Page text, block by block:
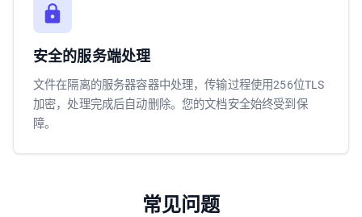
安全的服务端处理
文件在隔离的服务器容器中处理，传输过程使用256位TLS
加密，处理完成后自动删除。您的文档安全始终受到保
障。
常见问题